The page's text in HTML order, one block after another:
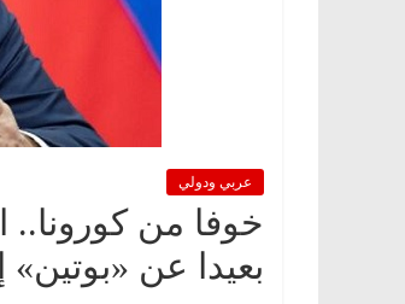
عربي ودولي
خوفا من كورونا..
بعيدا عن